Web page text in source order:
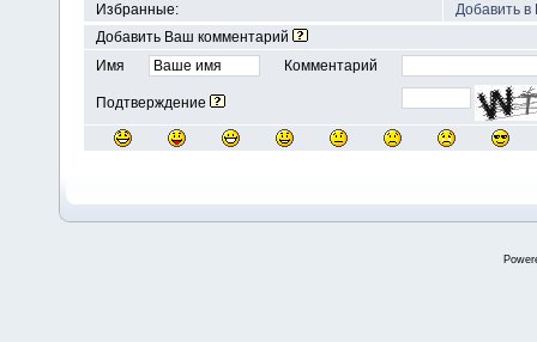
Избранные:
Добавить
Добавить Ваш комментарий
Имя
Комментарий
Подтверждение